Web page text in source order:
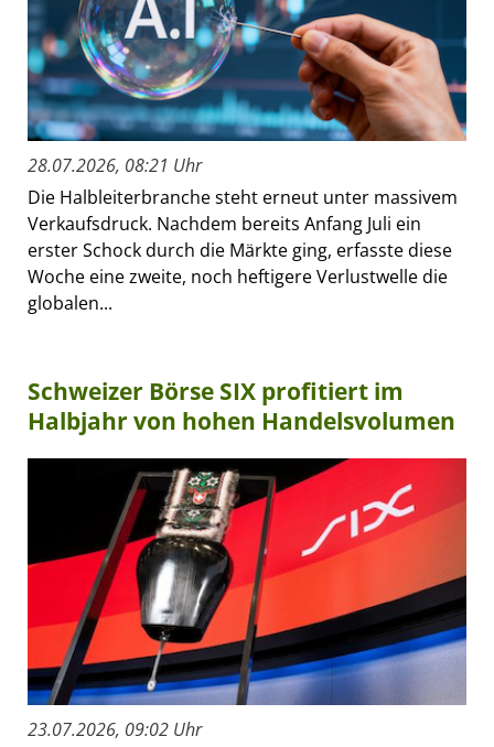
28.07.2026, 08:21 Uhr
Die Halbleiterbranche steht erneut unter massivem
Verkaufsdruck. Nachdem bereits Anfang Juli ein
erster Schock durch die Märkte ging, erfasste diese
Woche eine zweite, noch heftigere Verlustwelle die
globalen...
Schweizer Börse SIX profitiert im
Halbjahr von hohen Handelsvolumen
23.07.2026, 09:02 Uhr